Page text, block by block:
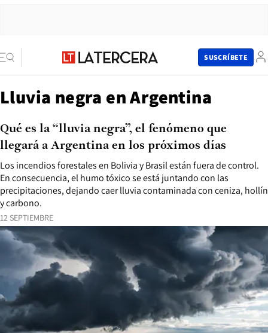
SUSCRÍBETE
Lluvia negra en Argentina
12 SEPTIEMBRE
Los incendios forestales en Bolivia y Brasil están fuera de control.
En consecuencia, el humo tóxico se está juntando con las
precipitaciones, dejando caer lluvia contaminada con ceniza, hollín
y carbono.
Qué es la “lluvia negra”, el fenómeno que
llegará a Argentina en los próximos días